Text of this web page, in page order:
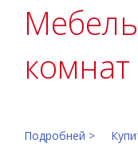
комнат
Подробней >